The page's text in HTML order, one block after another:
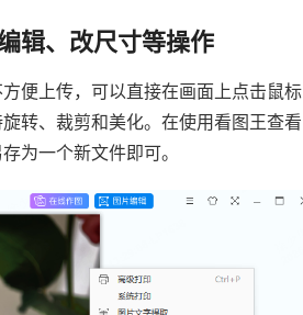
辑、改尺寸等操作
便上传，可以直接在画面上点击鼠标
转、裁剪和美化。在使用看图王查看
为一个新文件即可。